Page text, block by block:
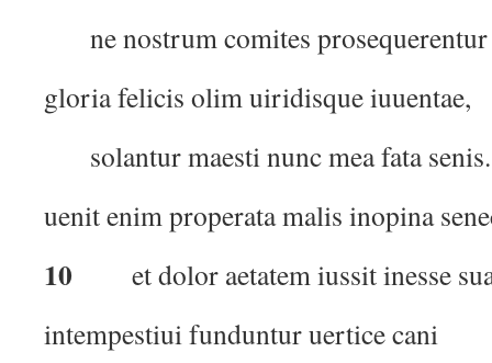
ne nostrum comites
gloria felicis olim uiridisque iuuentae,
solantur maesti nunc mea fata senis.
uenit enim properata malis inopina
10
et dolor aetatem iussit inesse
intempestiui funduntur uertice cani